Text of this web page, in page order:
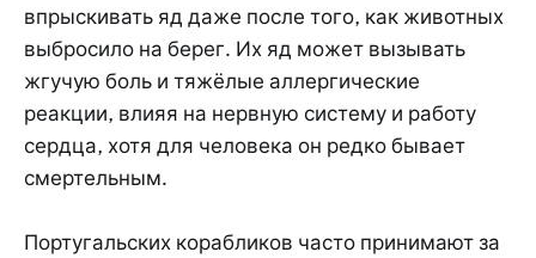
впрыскивать яд даже после того, как животных
выбросило на берег. Их яд может вызывать
жгучую боль и тяжёлые аллергические
реакции, влияя на нервную систему и работу
сердца, хотя для человека он редко бывает
смертельным.
Португальских корабликов часто принимают за